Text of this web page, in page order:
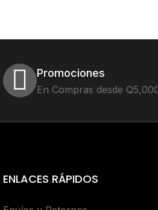
Promociones
En Compras desde
ENLACES RÁPIDOS